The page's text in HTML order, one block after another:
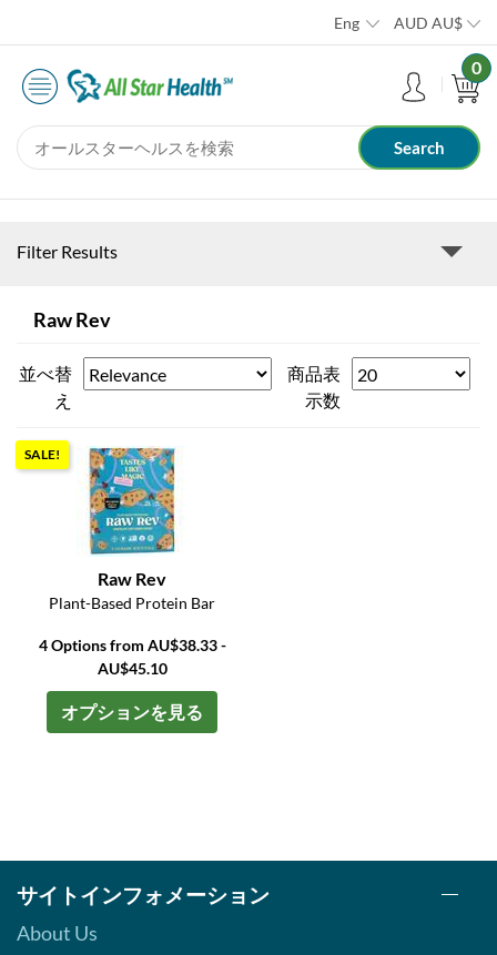
Eng AUD AU$
0
Filter Results
Raw Rev
並べ替
え
商品表
示数
SALE!
Raw Rev
Plant-Based Protein Bar
4 Options from AU$38.33 -
AU$45.10
オプションを見る
サイトインフォメーション
About Us